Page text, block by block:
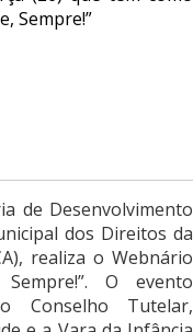
Sempre!”
de Desenvolvimento
dos Direitos da
realiza o Webnário
O evento
Conselho Tutelar,